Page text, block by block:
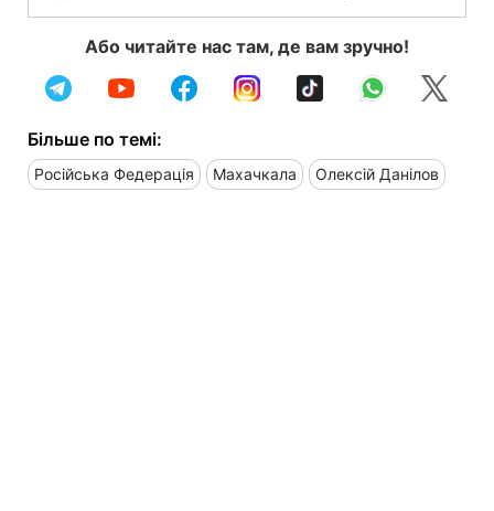
Або читайте нас там, де вам зручно!
Більше по темі:
Російська Федерація Махачкала Олексій Данілов